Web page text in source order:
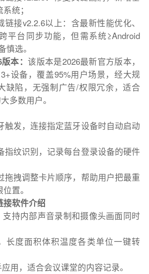
统；
接v2.2.6以上：含最新性能优化、
平台同步功能，但需系统≥Android
慎选。
本：该版本是2026最新官方版本，
设备，覆盖95%用户场景，经大规
缺陷，无强制广告/权限冗余，适合
多数用户。
触发，连接指定蓝牙设备时自动启动
指纹识别，记录每台登录设备的硬件
拖拽调整卡片顺序，帮助用户把最重
置。
接软件介绍
持内部声音录制和摄像头画面同时
长度面积体积温度各类单位一键转
用，适合会议课堂的内容记录。